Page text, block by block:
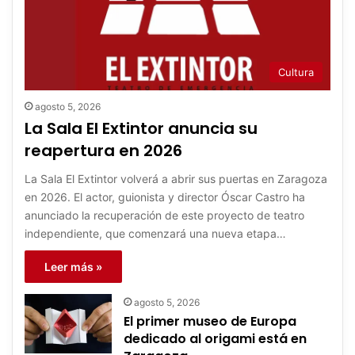
Cultura
agosto 5, 2026
La Sala El Extintor anuncia su
reapertura en 2026
La Sala El Extintor volverá a abrir sus puertas en Zaragoza
en 2026. El actor, guionista y director Óscar Castro ha
anunciado la recuperación de este proyecto de teatro
independiente, que comenzará una nueva etapa…
Leer más »
agosto 5, 2026
El primer museo de Europa
dedicado al origami está en